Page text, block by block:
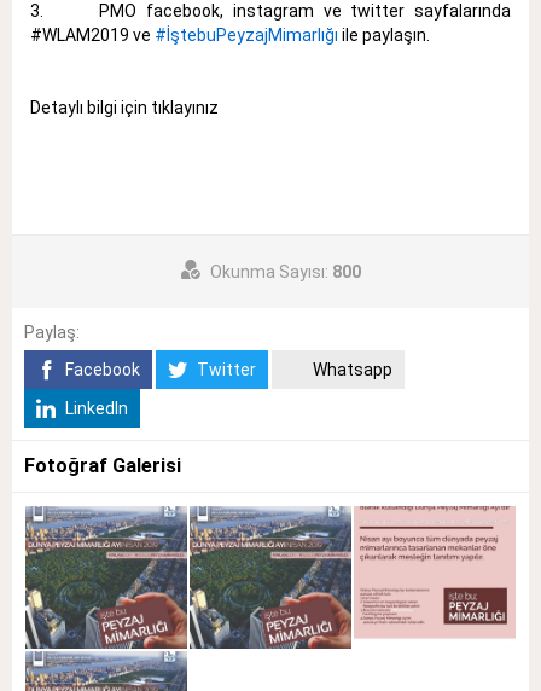
3. PMO facebook, instagram ve twitter sayfalarında
#WLAM2019 ve #İştebuPeyzajMimarlığı ile paylaşın.
Detaylı bilgi için tıklayınız
Okunma Sayısı: 800
Paylaş:
Facebook
Twitter
Whatsapp
LinkedIn
Fotoğraf Galerisi